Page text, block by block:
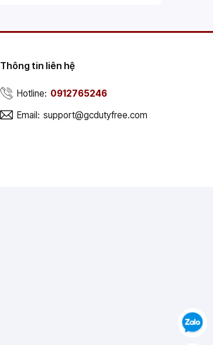
Thông tin liên hệ
Hotline: 0912765246
Email: support@gcdutyfree.com